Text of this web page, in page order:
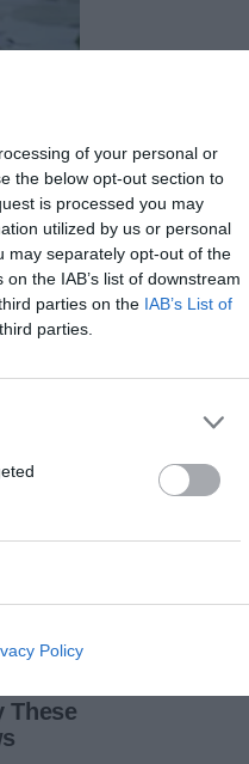
of your personal or
the below opt-out section to
is processed you may
utilized by us or personal
may separately opt-out of the
the IAB’s list of downstream
parties on the IAB’s List of
parties.
Policy